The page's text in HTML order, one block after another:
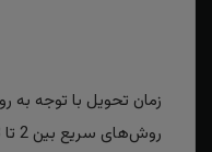
زمان تحویل با توجه به